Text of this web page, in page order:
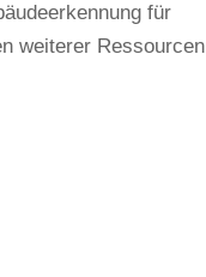
für
weiterer Ressourcen